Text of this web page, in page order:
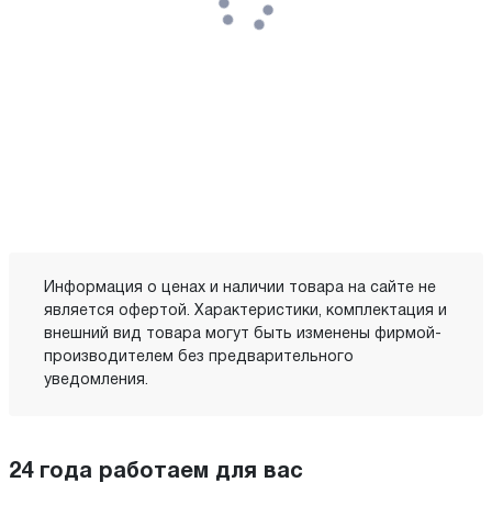
Информация о ценах и наличии товара на сайте не
является офертой. Характеристики, комплектация и
внешний вид товара могут быть изменены фирмой-
производителем без предварительного
уведомления.
24 года работаем для вас